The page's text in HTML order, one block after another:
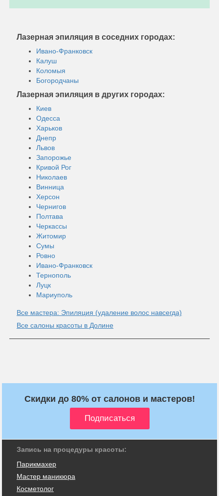
Лазерная эпиляция в соседних городах:
Ивано-Франковск
Калуш
Коломыя
Богородчаны
Лазерная эпиляция в других городах:
Киев
Одесса
Харьков
Днепр
Львов
Запорожье
Кривой Рог
Николаев
Винница
Херсон
Чернигов
Полтава
Черкассы
Житомир
Сумы
Ровно
Ивано-Франковск
Тернополь
Луцк
Мариуполь
Все мастера: Эпиляция (удаление волос навсегда)
Все салоны красоты в Долине
Скидки до 80% от салонов и мастеров!
Запись на процедуры красоты:
Парикмахер
Мастер маникюра
Косметолог